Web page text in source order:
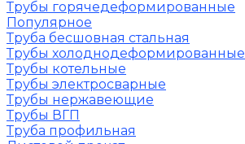
Трубы горячедеформированные
Популярное
Труба бесшовная стальная
Трубы холоднодеформированные
Трубы котельные
Трубы электросварные
Трубы нержавеющие
Трубы ВГП
Труба профильная